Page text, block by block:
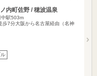
内町佐野 / 穂波温泉
中駅503m
歩7分大阪から名古屋経由（名神